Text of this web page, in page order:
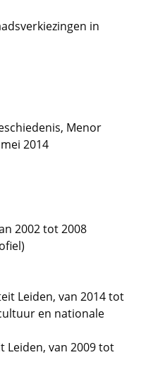
in
Menor
2014
2002 tot 2008
Leiden, van 2014 tot
en nationale
Leiden, van 2009 tot